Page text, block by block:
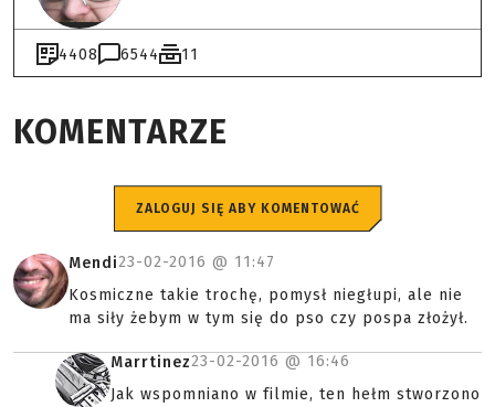
4408 6544 11
KOMENTARZE
ZALOGUJ SIĘ ABY KOMENTOWAĆ
Mendi23-02-2016 @ 11:47
Kosmiczne takie trochę, pomysł niegłupi, ale nie
ma siły żebym w tym się do pso czy pospa złożył.
Marrtinez23-02-2016 @ 16:46
Jak wspomniano w filmie, ten hełm stworzono